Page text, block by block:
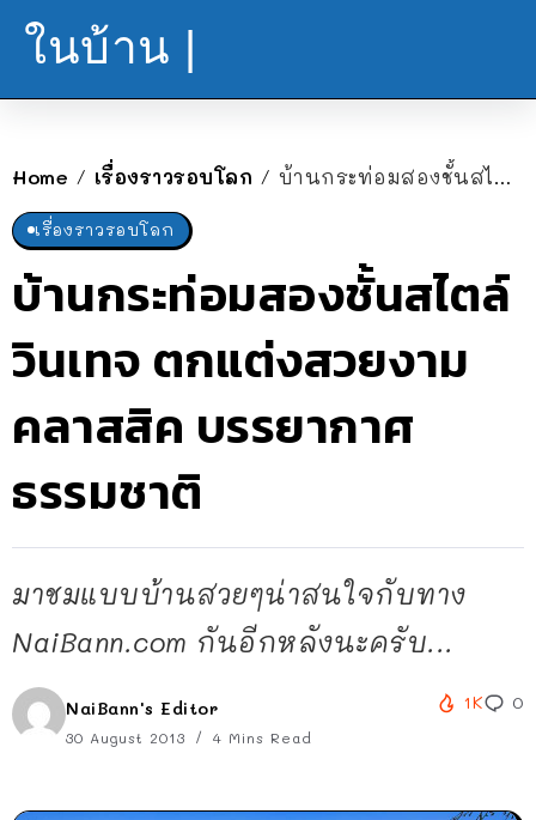
ในบ้าน |
Home / เรื่องราวรอบโลก / บ้านกระท่อมสองชั้นสไตล์วินเทจ ตกแต่งสวยงามคลาสสิค บรรยากาศธรรมชาติ
เรื่องราวรอบโลก
บ้านกระท่อมสองชั้นสไตล์
วินเทจ ตกแต่งสวยงาม
คลาสสิค บรรยากาศ
ธรรมชาติ
มาชมแบบบ้านสวยๆน่าสนใจกับทาง
NaiBann.com กันอีกหลังนะครับ...
NaiBann's Editor
30 August 2013 4 Mins Read
1K 0